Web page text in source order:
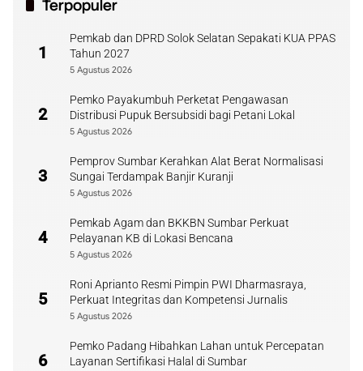
Terpopuler
1
Pemkab dan DPRD Solok Selatan Sepakati KUA PPAS
Tahun 2027
5 Agustus 2026
2
Pemko Payakumbuh Perketat Pengawasan
Distribusi Pupuk Bersubsidi bagi Petani Lokal
5 Agustus 2026
3
Pemprov Sumbar Kerahkan Alat Berat Normalisasi
Sungai Terdampak Banjir Kuranji
5 Agustus 2026
4
Pemkab Agam dan BKKBN Sumbar Perkuat
Pelayanan KB di Lokasi Bencana
5 Agustus 2026
5
Roni Aprianto Resmi Pimpin PWI Dharmasraya,
Perkuat Integritas dan Kompetensi Jurnalis
5 Agustus 2026
6
Pemko Padang Hibahkan Lahan untuk Percepatan
Layanan Sertifikasi Halal di Sumbar